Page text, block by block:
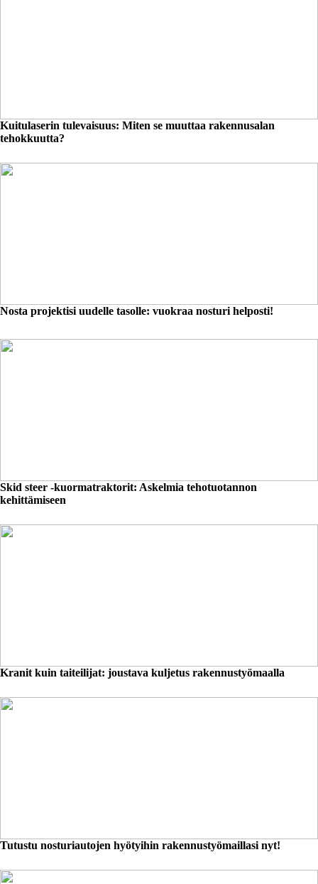
Kuitulaserin tulevaisuus: Miten se muuttaa rakennusalan
tehokkuutta?
Nosta projektisi uudelle tasolle: vuokraa nosturi helposti!
Skid steer -kuormatraktorit: Askelmia tehotuotannon
kehittämiseen
Kranit kuin taiteilijat: joustava kuljetus rakennustyömaalla
Tutustu nosturiautojen hyötyihin rakennustyömaillasi nyt!